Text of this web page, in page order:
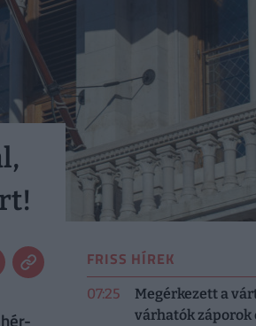
FRISS HÍREK
07:25
Megérkezett a
várhatók záporok